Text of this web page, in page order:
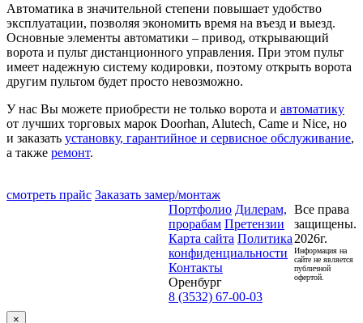
Автоматика в значительной степени повышает удобство
эксплуатации, позволяя экономить время на въезд и выезд.
Основные элементы автоматики – привод, открывающий
ворота и пульт дистанционного управления. При этом пульт
имеет надежную систему кодировки, поэтому открыть ворота
другим пультом будет просто невозможно.
У нас Вы можете приобрести не только ворота и автоматику
от лучших торговых марок Doorhan, Alutech, Came и Nice, но
и заказать установку, гарантийное и сервисное обслуживание,
а также ремонт.
смотреть прайс Заказать замер/монтаж
Портфолио Дилерам,
прорабам Претензии
Карта сайта Политика
конфиденциальности
Контакты
Оренбург
8 (3532) 67-00-03
Все права
защищены.
2026г.
Информация на
сайте не является
публичной
офертой.
×